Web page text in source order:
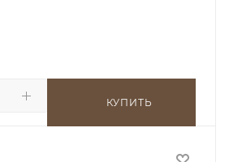
КУПИТЬ